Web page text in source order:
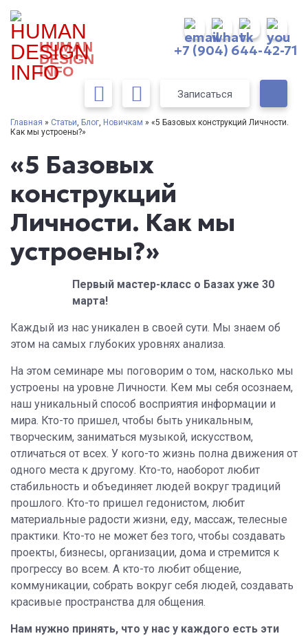
HUMAN
DESIGN
INFO
+7 (904) 644-42-71
Записаться
Главная » Статьи, Блог, Новичкам » «5 Базовых конструкций Личности.
Как мы устроены?»
«5 Базовых
конструкций
Личности. Как мы
устроены?»
Первый мастер-класс о Базах уже 30
марта!
Каждый из нас уникален в своей сути. Мы знаем об
этом на самых глубоких уровнях анализа.
На этом семинаре мы поговорим о том, насколько мы
устроены на уровне Личности. Кем мы себя осознаем,
наш уникальный способ восприятия информации и
мира. Кто-то пришел, чтобы быть уникальным,
творческим, заниматься музыкой, искусством,
отличаться от всех. У кого-то жизнь полна движения от
одного места к другому. Кто-то, наоборот любит
стабильность и объединяет людей вокруг традиций
прошлого. Кто-то пришел гедонистом, любит
материальные радости жизни, еду, массаж, телесные
практики. Кто-то не может без того, чтобы создавать
проекты, бизнесы, организации, дома и стремится к
прогрессу во всем. А кто-то любит общение,
коммуникации, собрать вокруг себя людей, создавать
красивые пространства для общения.
Нам нужно принять, что у нас у каждого есть эти